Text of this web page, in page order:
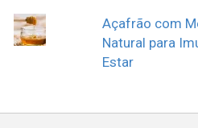
Açafrão com
Natural para
Estar